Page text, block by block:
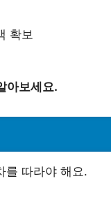
확보
아보세요.
를 따라야 해요.